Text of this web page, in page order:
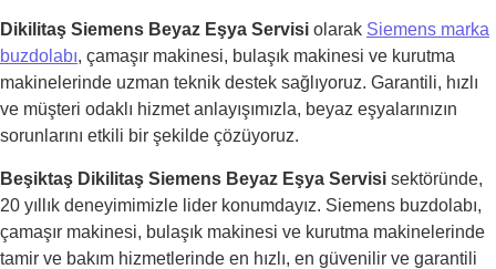
Dikilitaş Siemens Beyaz Eşya Servisi olarak Siemens marka
buzdolabı, çamaşır makinesi, bulaşık makinesi ve kurutma
makinelerinde uzman teknik destek sağlıyoruz. Garantili, hızlı
ve müşteri odaklı hizmet anlayışımızla, beyaz eşyalarınızın
sorunlarını etkili bir şekilde çözüyoruz.
Beşiktaş Dikilitaş Siemens Beyaz Eşya Servisi sektöründe,
20 yıllık deneyimimizle lider konumdayız. Siemens buzdolabı,
çamaşır makinesi, bulaşık makinesi ve kurutma makinelerinde
tamir ve bakım hizmetlerinde en hızlı, en güvenilir ve garantili